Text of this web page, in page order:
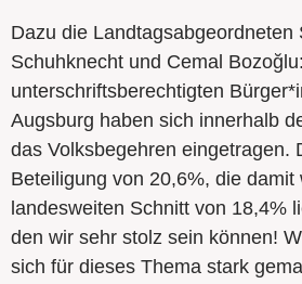
Dazu die Landtagsabgeordneten
Schuhknecht und Cemal
unterschriftsberechtigten
Augsburg haben sich innerhalb
das Volksbegehren eingetragen.
Beteiligung von 20,6%, die damit
landesweiten Schnitt von 18,4%
den wir sehr stolz sein können!
sich für dieses Thema stark